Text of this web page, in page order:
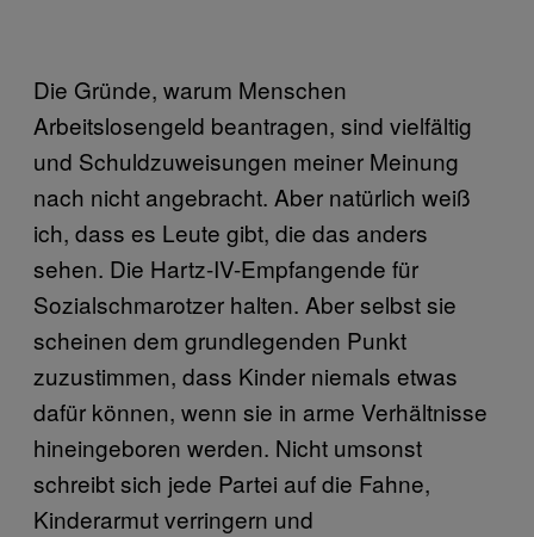
Die Gründe, warum Menschen
Arbeitslosengeld beantragen, sind vielfältig
und Schuldzuweisungen meiner Meinung
nach nicht angebracht. Aber natürlich weiß
ich, dass es Leute gibt, die das anders
sehen. Die Hartz-IV-Empfangende für
Sozialschmarotzer halten. Aber selbst sie
scheinen dem grundlegenden Punkt
zuzustimmen, dass Kinder niemals etwas
dafür können, wenn sie in arme Verhältnisse
hineingeboren werden. Nicht umsonst
schreibt sich jede Partei auf die Fahne,
Kinderarmut verringern und